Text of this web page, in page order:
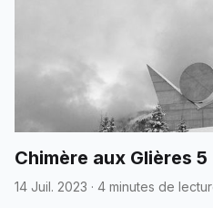
Chimère aux Glières 5
14 Juil. 2023 · 4 minutes de